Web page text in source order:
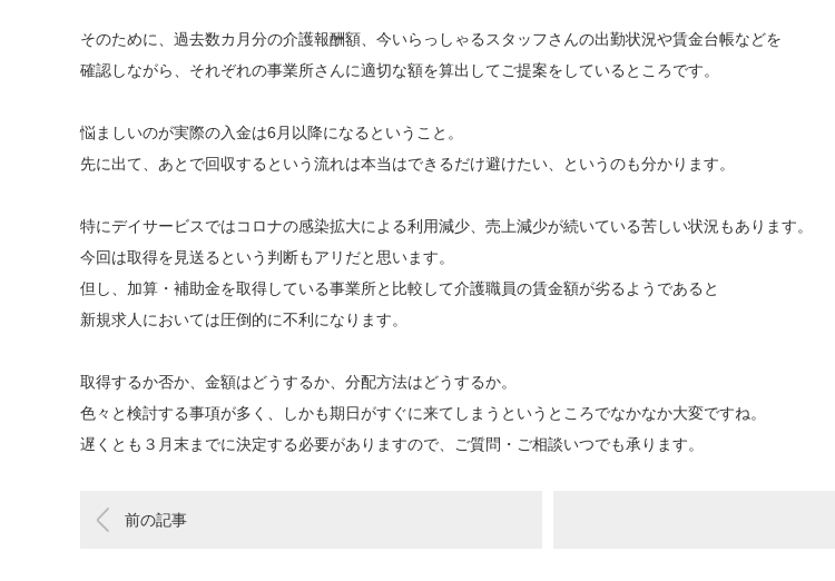
そのために、過去数カ月分の介護報酬額、今いらっしゃるスタッフさんの出勤状況や賃金台帳などを
確認しながら、それぞれの事業所さんに適切な額を算出してご提案をしているところです。
悩ましいのが実際の入金は6月以降になるということ。
先に出て、あとで回収するという流れは本当はできるだけ避けたい、というのも分かります。
特にデイサービスではコロナの感染拡大による利用減少、売上減少が続いている苦しい状況もあります。
今回は取得を見送るという判断もアリだと思います。
但し、加算・補助金を取得している事業所と比較して介護職員の賃金額が劣るようであると
新規求人においては圧倒的に不利になります。
取得するか否か、金額はどうするか、分配方法はどうするか。
色々と検討する事項が多く、しかも期日がすぐに来てしまうというところでなかなか大変ですね。
遅くとも３月末までに決定する必要がありますので、ご質問・ご相談いつでも承ります。
前の記事